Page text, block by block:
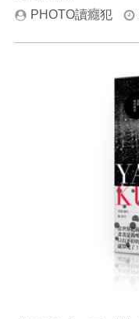
PHOTO讀癮犯